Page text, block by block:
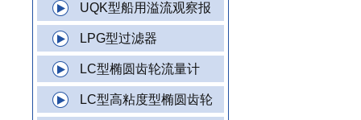
UQK型船用溢流观察报
LPG型过滤器
LC型椭圆齿轮流量计
LC型高粘度型椭圆齿轮